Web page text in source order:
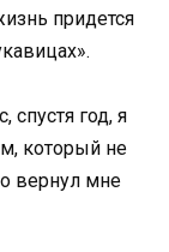
придется
год, я
который не
вернул мне